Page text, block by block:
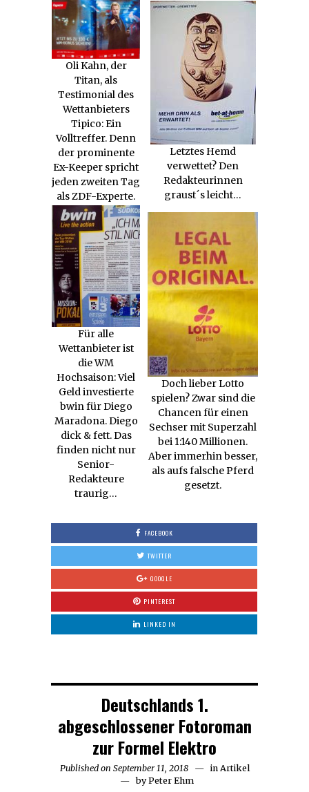
Oli Kahn, der
Titan, als
Testimonial des
Wettanbieters
Tipico: Ein
Volltreffer. Denn
der prominente
Ex-Keeper spricht
jeden zweiten Tag
als ZDF-Experte.
Letztes Hemd
verwettet? Den
Redakteurinnen
graust´s leicht…
Für alle
Wettanbieter ist
die WM
Hochsaison: Viel
Geld investierte
bwin für Diego
Maradona. Diego
dick & fett. Das
finden nicht nur
Senior-
Redakteure
traurig…
Doch lieber Lotto
spielen? Zwar sind die
Chancen für einen
Sechser mit Superzahl
bei 1:140 Millionen.
Aber immerhin besser,
als aufs falsche Pferd
gesetzt.
FACEBOOK
TWITTER
GOOGLE
PINTEREST
LINKED IN
Deutschlands 1.
abgeschlossener Fotoroman
zur Formel Elektro
Published on September 11, 2018September
20,
in Artikel
byPeter Ehm